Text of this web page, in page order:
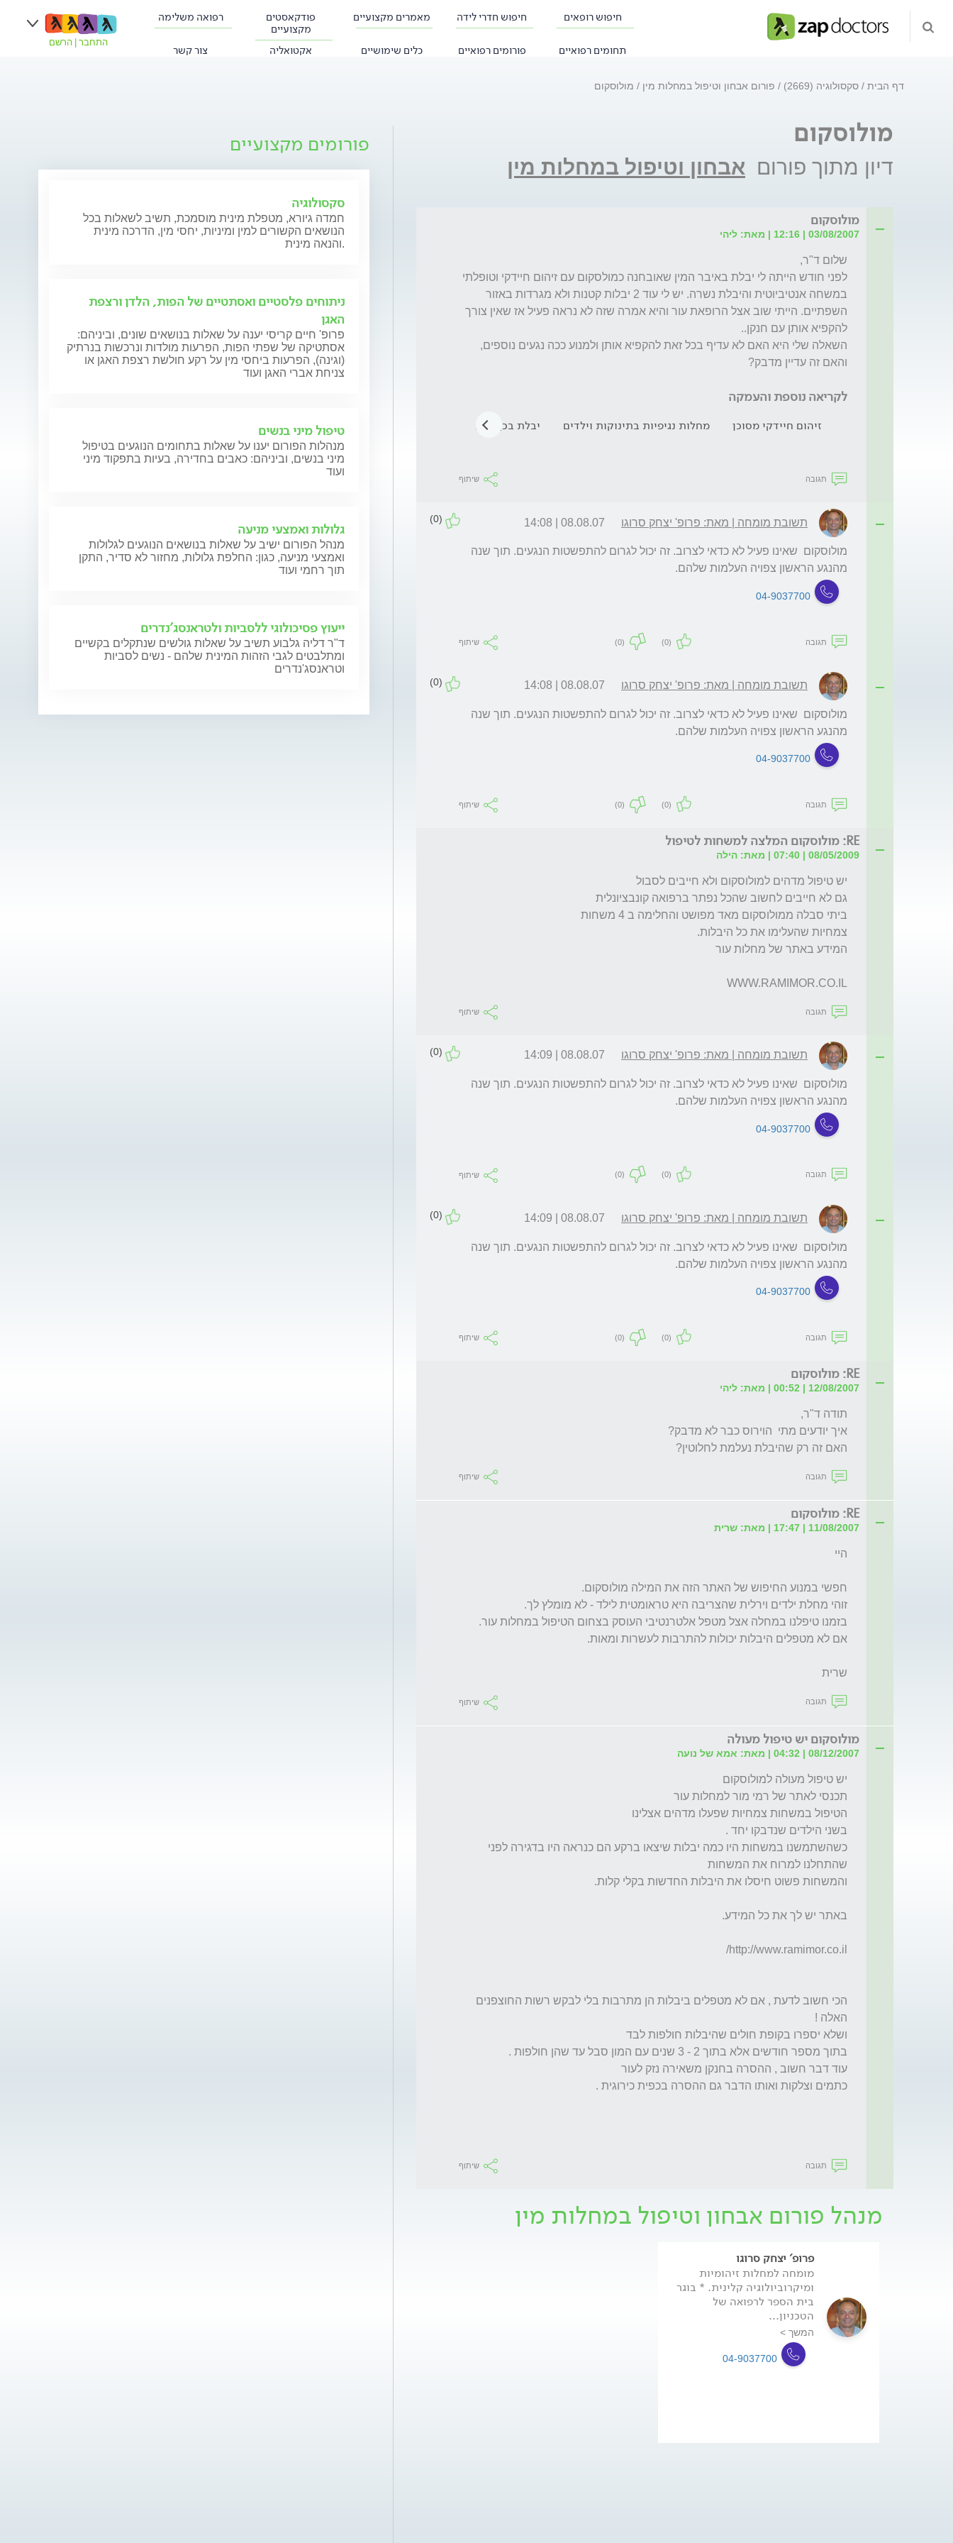
חיפוש רופאים חיפוש חדרי לידה מאמרים מקצועיים
פודקאסטים
מקצועיים
רפואה משלימה
תחומים רפואיים פורומים רפואיים כלים שימושיים אקטואליה צור קשר
התחבר הרשם
דף הבית סקסולוגיה (2669) פורום אבחון וטיפול במחלות מין מולוסקום
מולוסקום
דיון מתוך פורום אבחון וטיפול במחלות מין
מולוסקום
03/08/2007 | 12:16 | מאת: ליהי
לקריאה נוספת והעמקה
זיהום חיידקי מסוכן מחלות נגיפיות בתינוקות וילדים יבלת בכף הרגל
תגובה שיתוף
תשובת מומחה | מאת: פרופ' יצחק סרוגו 08.08.07 | 14:08
(0)
מהנגע הראשון צפויה העלמות שלהם.
04-9037700
תגובה (0)
(0) שיתוף
תשובת מומחה | מאת: פרופ' יצחק סרוגו 08.08.07 | 14:08
(0)
מהנגע הראשון צפויה העלמות שלהם.
04-9037700
תגובה (0)
(0) שיתוף
RE: מולוסקום המלצה למשחות לטיפול
08/05/2009 | 07:40 | מאת: הילה
WWW.RAMIMOR.CO.IL
תגובה שיתוף
תשובת מומחה | מאת: פרופ' יצחק סרוגו 08.08.07 | 14:09
(0)
מהנגע הראשון צפויה העלמות שלהם.
04-9037700
תגובה (0)
(0) שיתוף
תשובת מומחה | מאת: פרופ' יצחק סרוגו 08.08.07 | 14:09
(0)
מהנגע הראשון צפויה העלמות שלהם.
04-9037700
תגובה (0)
(0) שיתוף
RE: מולוסקום
12/08/2007 | 00:52 | מאת: ליהי
האם זה רק שהיבלת נעלמת לחלוטין?
תגובה שיתוף
RE: מולוסקום
11/08/2007 | 17:47 | מאת: שרית
שרית
תגובה שיתוף
מולוסקום יש טיפול מעולה
08/12/2007 | 04:32 | מאת: אמא של נועה
תגובה שיתוף
מנהל פורום אבחון וטיפול במחלות מין
פרופ' יצחק סרוגו
מומחה למחלות זיהומיות
ומיקרוביולוגיה קלינית. * בוגר
בית הספר לרפואה של
הטכניון...
המשך >
04-9037700
פורומים מקצועיים
סקסולוגיה
חמדה גיורא, מטפלת מינית מוסמכת, תשיב לשאלות בכל
הנושאים הקשורים למין ומיניות, יחסי מין, הדרכה מינית
והנאה מינית.
ניתוחים פלסטיים ואסתטיים של הפות, הלדן ורצפת
האגן
פרופ' חיים קריסי יענה על שאלות בנושאים שונים, וביניהם:
אסתטיקה של שפתי הפות, הפרעות מולדות ונרכשות בנרתיק
(וגינה), הפרעות ביחסי מין על רקע חולשת רצפת האגן או
צניחת אברי האגן ועוד
טיפול מיני בנשים
מנהלות הפורום יענו על שאלות בתחומים הנוגעים בטיפול
מיני בנשים, וביניהם: כאבים בחדירה, בעיות בתפקוד מיני
ועוד
גלולות ואמצעי מניעה
מנהל הפורום ישיב על שאלות בנושאים הנוגעים לגלולות
ואמצעי מניעה, כגון: החלפת גלולות, מחזור לא סדיר, התקן
תוך רחמי ועוד
ייעוץ פסיכולוגי ללסביות ולטראנסג'נדרים
ד"ר דליה גלבוע תשיב על שאלות גולשים שנתקלים בקשיים
ומתלבטים לגבי הזהות המינית שלהם - נשים לסביות
וטראנסג'נדרים